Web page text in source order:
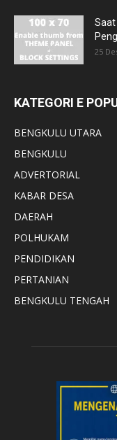
Saat
25
KATEGORI E
BENGKULU UTARA
BENGKULU
ADVERTORIAL
KABAR DESA
DAERAH
POLHUKAM
PENDIDIKAN
PERTANIAN
BENGKULU TENGAH